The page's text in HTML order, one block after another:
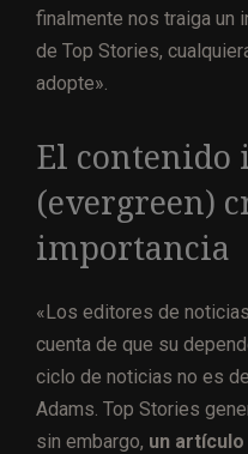
finalmente nos traiga un
de Top Stories,
adopte».
El contenido
(evergreen)
importancia
«Los editores de
cuenta de que su
ciclo de noticias no es
Adams. Top Stories
sin embargo, un